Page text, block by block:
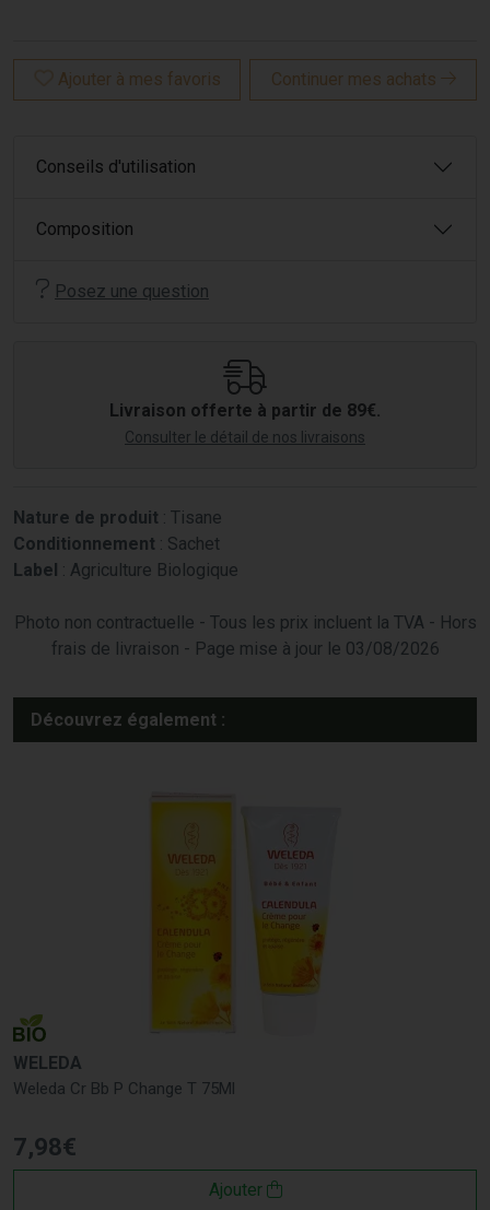
Ajouter à mes favoris Continuer mes achats
Conseils d'utilisation
Composition
Posez une question
Livraison offerte à partir de 89€.
Consulter le détail de nos livraisons
Nature de produit : Tisane
Conditionnement : Sachet
Label : Agriculture Biologique
Photo non contractuelle - Tous les prix incluent la TVA - Hors
frais de livraison - Page mise à jour le 03/08/2026
Découvrez également :
WELEDA
Weleda Cr Bb P Change T 75Ml
7,98€
Ajouter